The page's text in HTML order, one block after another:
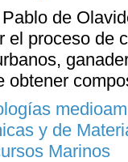
de
el proceso de
obtener
y de
Marinos